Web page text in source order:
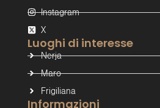
Informazioni
Luoghi di interesse
Nerja
Maro
Frigiliana
Instagram
X